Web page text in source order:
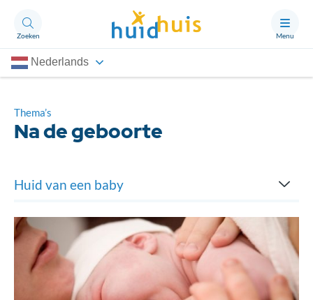
Zoeken Menu
Nederlands
Thema’s
Artikelen
Ongerust?
Over Huidhuis
Contact
Doneren
Huid van een baby
Huidverzorging
Lichaamstemperatuur
Na de geboorte
Thema’s
Na de geboorte